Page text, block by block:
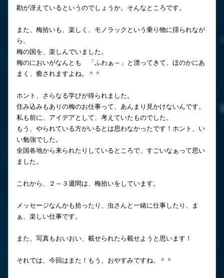
勘が冴えているというのでしょうか。そんなところです。
また、梅拾いも、楽しく、モノラックという乗り物に揺られなが
ら、
梅の国を、楽しんでいました。
梅のにおいがなんとも 「ふわぁ～」と漂ってきて、ほのかにあ
まく、癒されますよね。＾＾
ホント、さらなる学びが得られました。
住み込みもありの梅のお仕事って、あんまり見かけないんです。
私も前に、アイデアとして、考えていたものでした。
もう、やられている方がいるとは思わなかったです！ホント、い
い勉強でした。
全国各地から来られたりしているところで、すごいなぁって思い
ました。
これから、２～３週間は、梅拾いをしています。
メッセージなんかも拾ったり、虫さんと一緒に仕事したり、ま
ぁ、楽しい仕事です。
また、写真もおいおい、載せられたら載せようと思います！
それでは、今回はまた！もう、おやすみですね。＾＾